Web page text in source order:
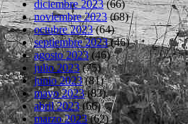
diciembre 2023(66)
noviembre 2023(68)
octubre 2023(64)
septiembre 2023(46)
agosto 2023(46)
julio 2023(75)
junio 2023(81)
mayo 2023(83)
abril 2023(66)
marzo 2023(62)